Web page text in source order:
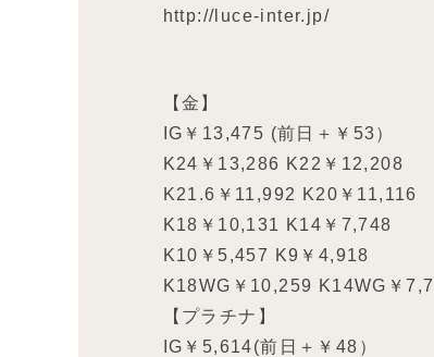
http://luce-inter.jp/
【金】
IG￥13,475 (前日＋￥53）
K24￥13,286 K22￥12,208
K21.6￥11,992 K20￥11,116
K18￥10,131 K14￥7,748
K10￥5,457 K9￥4,918
K18WG￥10,259 K14WG￥
【プラチナ】
IG￥5,614(前日＋￥48）